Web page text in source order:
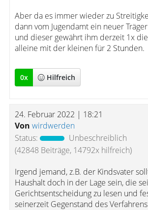
Aber da es immer wieder zu
dann vom Jugendamt ein neuer
und dieser gewährt ihm derzeit 1x
alleine mit der kleinen für 2 Stunden.
0x Hilfreich
24. Februar 2022 | 18:21
Von wirdwerden
Status:
Unbeschreiblich
(42848 Beiträge, 14792x hilfreich)
Irgend jemand, z.B. der Kindsvater
Haushalt doch in der Lage sein, die
Gerichtsentscheidung zu lesen und
seinerzeit Gegenstand des